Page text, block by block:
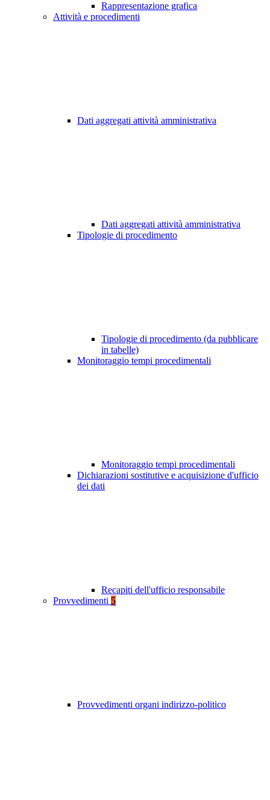
Rappresentazione grafica
Attività e procedimenti
Dati aggregati attività amministrativa
Dati aggregati attività amministrativa
Tipologie di procedimento
Tipologie di procedimento (da pubblicare
in tabelle)
Monitoraggio tempi procedimentali
Monitoraggio tempi procedimentali
Dichiarazioni sostitutive e acquisizione d'ufficio
dei dati
Recapiti dell'ufficio responsabile
Provvedimenti 5
Provvedimenti organi indirizzo-politico